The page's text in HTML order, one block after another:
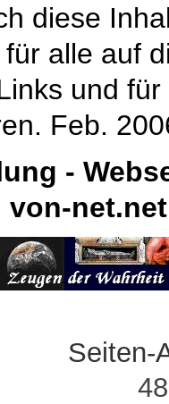
diese
alle auf
und
Feb.
-
von-net.net
Seiten-